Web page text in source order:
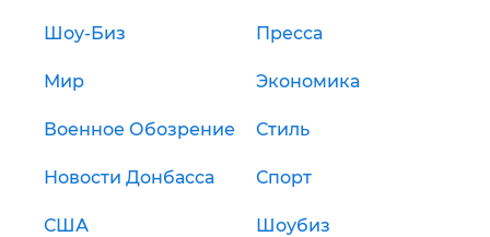
Шоу-Биз Пресса
Мир Экономика
Военное Обозрение Стиль
Новости Донбасса Спорт
США Шоубиз